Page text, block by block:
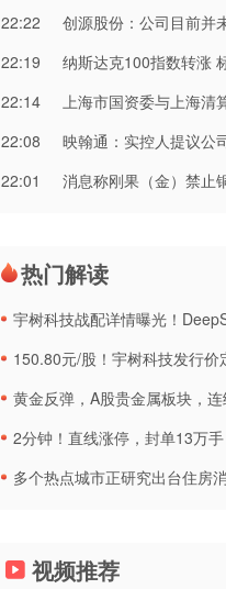
22:22
创源股份：公司目前并
22:19
纳斯达克100指数转涨 标普
22:14
上海市国资委与上海清算
22:08
映翰通：实控人提议公司2000万
22:01
消息称刚果（金）禁止铜精矿与钴精
热门解读
宇树科技战配详情曝光！DeepSeek锁定36个月，社
150.80元/股！宇树科技发行价定了
黄金反弹，A股贵金属板块，连
2分钟！直线涨停，封单13万手！这
多个热点城市正研究出台住房
视频推荐